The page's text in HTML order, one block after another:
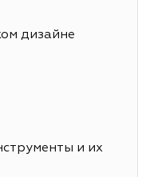
дизайне
и их